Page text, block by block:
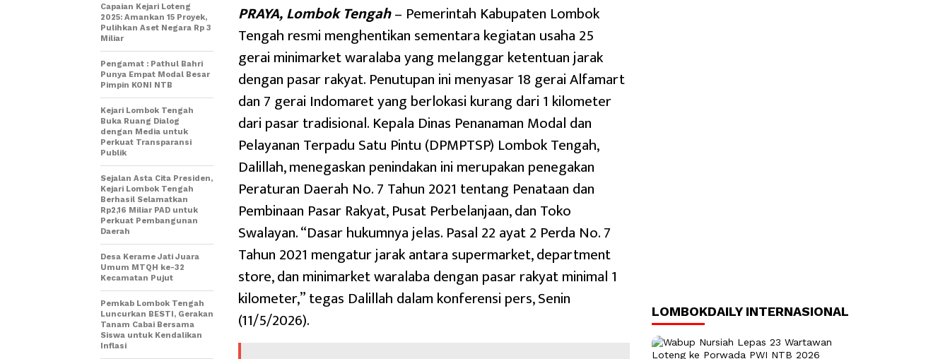
PRAYA, Lombok Tengah– Pemerintah Kabupaten Lombok
Tengah resmi menghentikan sementara kegiatan usaha 25
gerai minimarket waralaba yang melanggar ketentuan jarak
dengan pasar rakyat. Penutupan ini menyasar 18 gerai Alfamart
dan 7 gerai Indomaret yang berlokasi kurang dari 1 kilometer
dari pasar tradisional. Kepala Dinas Penanaman Modal dan
Pelayanan Terpadu Satu Pintu (DPMPTSP) Lombok Tengah,
Dalillah, menegaskan penindakan ini merupakan penegakan
Peraturan Daerah No. 7 Tahun 2021 tentang Penataan dan
Pembinaan Pasar Rakyat, Pusat Perbelanjaan, dan Toko
Swalayan. “Dasar hukumnya jelas. Pasal 22 ayat 2 Perda No. 7
Tahun 2021 mengatur jarak antara supermarket, department
store, dan minimarket waralaba dengan pasar rakyat minimal 1
kilometer,” tegas Dalillah dalam konferensi pers, Senin
(11/5/2026).
Capaian Kejari Loteng
2025: Amankan 15 Proyek,
Pulihkan Aset Negara Rp 3
Miliar
Pengamat : Pathul Bahri
Punya Empat Modal Besar
Pimpin KONI NTB
Kejari Lombok Tengah
Buka Ruang Dialog
dengan Media untuk
Perkuat Transparansi
Publik
Sejalan Asta Cita Presiden,
Kejari Lombok Tengah
Berhasil Selamatkan
Rp2,16 Miliar PAD untuk
Perkuat Pembangunan
Daerah
Desa Kerame Jati Juara
Umum MTQH ke-32
Kecamatan Pujut
Pemkab Lombok Tengah
Luncurkan BESTI, Gerakan
Tanam Cabai Bersama
Siswa untuk Kendalikan
Inflasi
LOMBOKDAILY INTERNASIONAL